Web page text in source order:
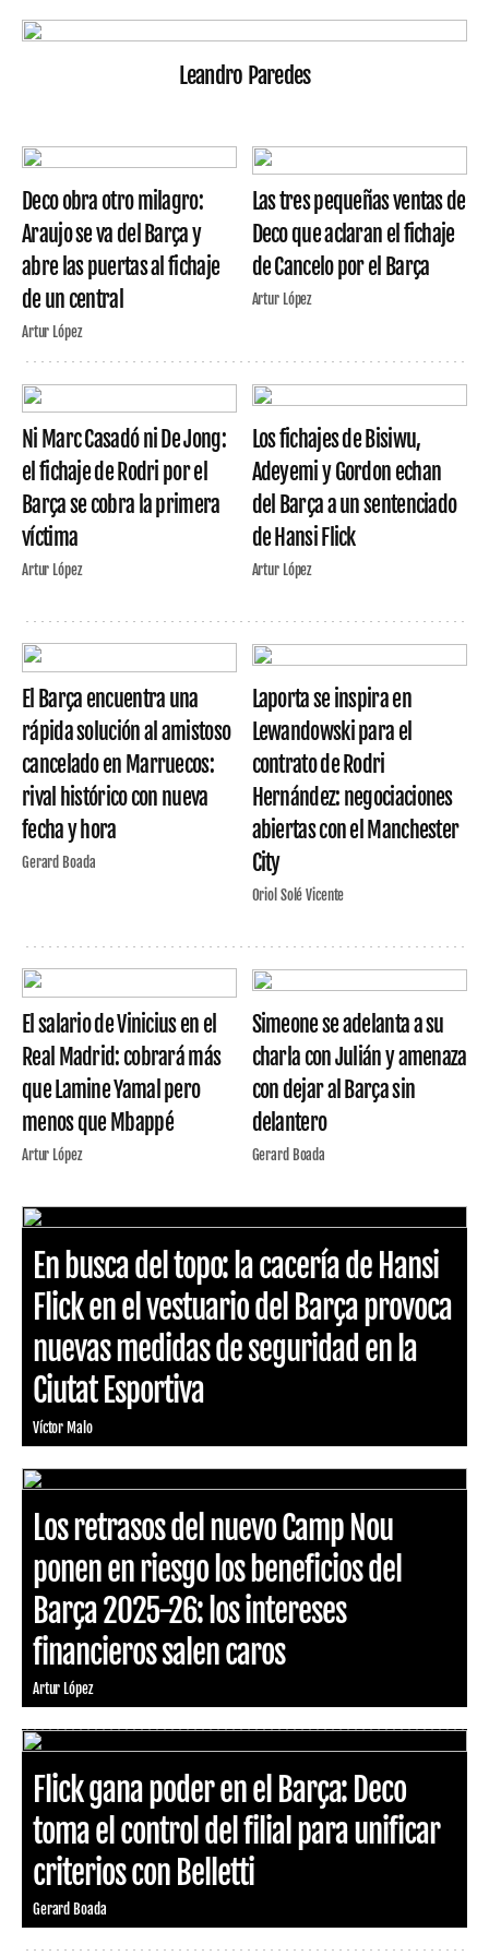
Leandro Paredes
Deco obra otro milagro:
Araujo se va del Barça y
abre las puertas al fichaje
de un central
Artur López
Las tres pequeñas ventas de
Deco que aclaran el fichaje
de Cancelo por el Barça
Artur López
Ni Marc Casadó ni De Jong:
el fichaje de Rodri por el
Barça se cobra la primera
víctima
Artur López
Los fichajes de Bisiwu,
Adeyemi y Gordon echan
del Barça a un sentenciado
de Hansi Flick
Artur López
El Barça encuentra una
rápida solución al amistoso
cancelado en Marruecos:
rival histórico con nueva
fecha y hora
Gerard Boada
Laporta se inspira en
Lewandowski para el
contrato de Rodri
Hernández: negociaciones
abiertas con el Manchester
City
Oriol Solé Vicente
El salario de Vinicius en el
Real Madrid: cobrará más
que Lamine Yamal pero
menos que Mbappé
Artur López
Simeone se adelanta a su
charla con Julián y amenaza
con dejar al Barça sin
delantero
Gerard Boada
En busca del topo: la cacería de Hansi
Flick en el vestuario del Barça provoca
nuevas medidas de seguridad en la
Ciutat Esportiva
Víctor Malo
Los retrasos del nuevo Camp Nou
ponen en riesgo los beneficios del
Barça 2025-26: los intereses
financieros salen caros
Artur López
Flick gana poder en el Barça: Deco
toma el control del filial para unificar
criterios con Belletti
Gerard Boada